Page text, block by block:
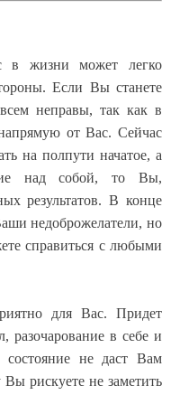
в жизни может легко
Если Вы станете
неправы, так как в
от Вас. Сейчас
на полпути начатое, а
над собой, то Вы,
результатов. В конце
недоброжелатели, но
справиться с любыми
для Вас. Придет
разочарование в себе и
состояние не даст Вам
рискуете не заметить